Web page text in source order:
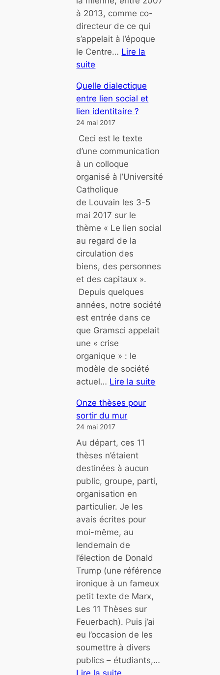
a
à 2013, comme co-
directeur de ce qui
s’appelait à l’époque
le Centre… Lire la
suite
N
o
u
v
e
l
l
e
s
f
r
o
n
t
i
è
r
e
s
.
C
a
p
i
a
l
s
m
e
,
n
a
t
i
o
n
s
,
d
é
m
o
c
r
Quelle dialectique
entre lien social et
lien identitaire ?
24 mai 2017
Ceci est le texte
d’une communication
à un colloque
organisé à l’Université
Catholique
de Louvain les 3-5
mai 2017 sur le
thème « Le lien social
au regard de la
circulation des
biens, des personnes
et des capitaux ».
Depuis quelques
années, notre société
est entrée dans ce
que Gramsci appelait
une « crise
organique » : le
modèle de société
actuel… Lire la suite
d
i
q
r
Onze thèses pour
sortir du mur
24 mai 2017
Au départ, ces 11
thèses n’étaient
destinées à aucun
public, groupe, parti,
organisation en
particulier. Je les
avais écrites pour
moi-même, au
lendemain de
l’élection de Donald
Trump (une référence
ironique à un fameux
petit texte de Marx,
Les 11 Thèses sur
Feuerbach). Puis j’ai
eu l’occasion de les
soumettre à divers
publics – étudiants,…